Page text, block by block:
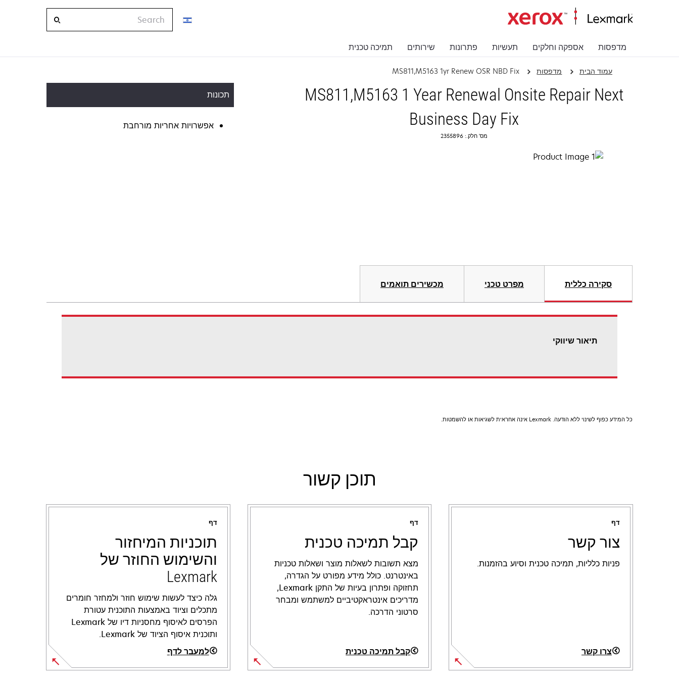
מדפסות אספקה וחלקים תעשיות פתרונות שירותים תמיכה טכנית
Search
עמוד הבית מדפסות MS811,M5163 1yr Renew OSR NBD Fix
MS811,M5163 1 Year Renewal Onsite Repair Next
Business Day Fix
מס' חלק.: 2355896
תכונות
אפשרויות אחריות מורחבת
סקירה כללית מפרט טכני מכשירים תואמים
תיאור שיווקי
כל המידע כפוף לשינוי ללא הודעה. Lexmark אינה אחראית לשגיאות או להשמטות.
תוכן קשור
דף
צור קשר
פניות כלליות, תמיכה טכנית וסיוע בהזמנות.
צרו קשר
דף
קבל תמיכה טכנית
מצא תשובות לשאלות מוצר ושאלות טכניות
באינטרנט. כולל מידע מפורט על הגדרה,
תחזוקה ופתרון בעיות של התקן Lexmark,
מדריכים אינטראקטיביים למשתמש ומבחר
סרטוני הדרכה.
קבל תמיכה טכנית
opens
דף
תוכניות המיחזור
והשימוש החוזר של
Lexmark
גלה כיצד לעשות שימוש חוזר ולמחזר חומרים
מתכלים וציוד באמצעות התוכנית עטורת
הפרסים לאיסוף מחסניות דיו של Lexmark
ותוכנית איסוף הציוד של Lexmark.
למעבר לדף